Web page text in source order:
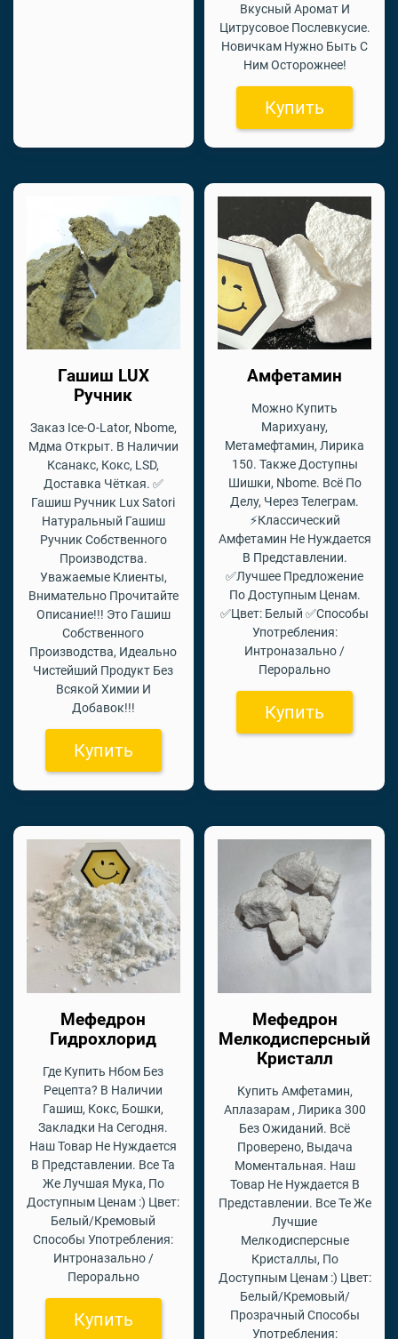
Вкусный Аромат И
Цитрусовое Послевкусие.
Новичкам Нужно Быть С
Ним Осторожнее!
Купить
Гашиш LUX
Ручник
Заказ Ice-O-Lator, Nbome,
Мдма Открыт. В Наличии
Ксанакс, Кокс, LSD,
Доставка Чёткая. ✅
Гашиш Ручник Lux Satori
Натуральный Гашиш
Ручник Собственного
Производства.
Уважаемые Клиенты,
Внимательно Прочитайте
Описание!!! Это Гашиш
Собственного
Производства, Идеально
Чистейший Продукт Без
Всякой Химии И
Добавок!!!
Купить
Амфетамин
Можно Купить
Марихуану,
Метамефтамин, Лирика
150. Также Доступны
Шишки, Nbome. Всё По
Делу, Через Телеграм.
⚡Классический
Амфетамин Не Нуждается
В Представлении.
✅Лучшее Предложение
По Доступным Ценам.
✅Цвет: Белый ✅Способы
Употребления:
Интроназально /
Перорально
Купить
Мефедрон
Гидрохлорид
Где Купить Нбом Без
Рецепта? В Наличии
Гашиш, Кокс, Бошки,
Закладки На Сегодня.
Наш Товар Не Нуждается
В Представлении. Все Та
Же Лучшая Мука, По
Доступным Ценам :) Цвет:
Белый/Кремовый
Способы Употребления:
Интроназально /
Перорально
Купить
Мефедрон
Мелкодисперсный
Кристалл
Купить Амфетамин,
Аплазарам , Лирика 300
Без Ожиданий. Всё
Проверено, Выдача
Моментальная. Наш
Товар Не Нуждается В
Представлении. Все Те Же
Лучшие
Мелкодисперсные
Кристаллы, По
Доступным Ценам :) Цвет:
Белый/Кремовый/
Прозрачный Способы
Употребления: